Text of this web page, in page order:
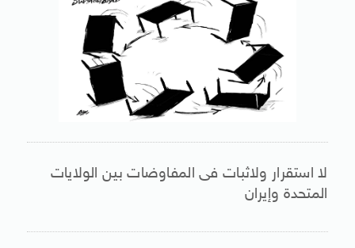
لا استقرار ولاثبات فى المفاوضات بين الولايات
المتحدة وإيران